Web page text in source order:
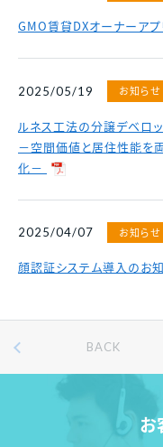
GMO賃貸DXオーナーア
2025/05/19 お知らせ
ルネス工法の分譲デベロ
－空間価値と居住性能を
化－
2025/04/07 お知らせ
顔認証システム導入のお
BACK
お